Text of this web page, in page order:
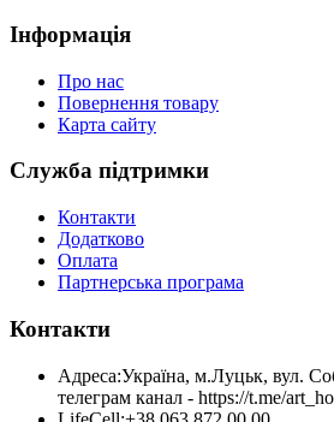
Інформація
Про нас
Повернення товару
Карта сайту
Служба підтримки
Контакти
Додатково
Оплата
Партнерська програма
Контакти
Адреса:Україна, м.Луцьк, вул.
телеграм канал - https://t.me/